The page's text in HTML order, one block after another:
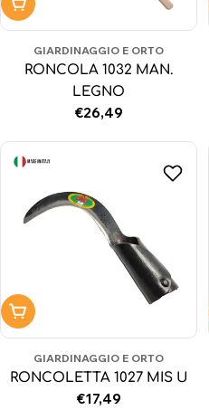
Aggiungi al carrello
GIARDINAGGIO E ORTO
RONCOLA 1032 MAN.
LEGNO
Prezzo
€26,49
Aggiungi al carrello
GIARDINAGGIO E ORTO
RONCOLETTA 1027 MIS U
Prezzo
€17,49